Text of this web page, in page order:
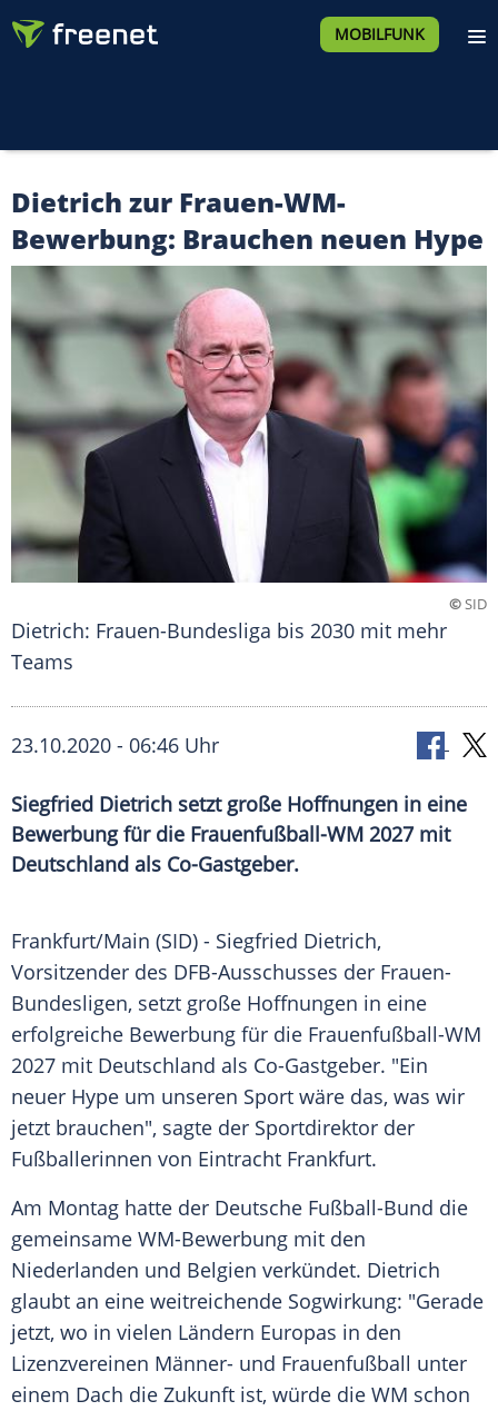
MOBILFUNK
Dietrich zur Frauen-WM-
Bewerbung: Brauchen neuen Hype
©SID
Dietrich: Frauen-Bundesliga bis 2030 mit mehr
Teams
23.10.2020 - 06:46 Uhr
Siegfried Dietrich setzt große Hoffnungen in eine
Bewerbung für die Frauenfußball-WM 2027 mit
Deutschland als Co-Gastgeber.
Frankfurt/Main (SID) - Siegfried Dietrich,
Vorsitzender des DFB-Ausschusses der Frauen-
Bundesligen, setzt große Hoffnungen in eine
erfolgreiche Bewerbung für die Frauenfußball-WM
2027 mit Deutschland als Co-Gastgeber. "Ein
neuer Hype um unseren Sport wäre das, was wir
jetzt brauchen", sagte der Sportdirektor der
Fußballerinnen von Eintracht Frankfurt.
Am Montag hatte der Deutsche Fußball-Bund die
gemeinsame WM-Bewerbung mit den
Niederlanden und Belgien verkündet. Dietrich
glaubt an eine weitreichende Sogwirkung: "Gerade
jetzt, wo in vielen Ländern Europas in den
Lizenzvereinen Männer- und Frauenfußball unter
einem Dach die Zukunft ist, würde die WM schon